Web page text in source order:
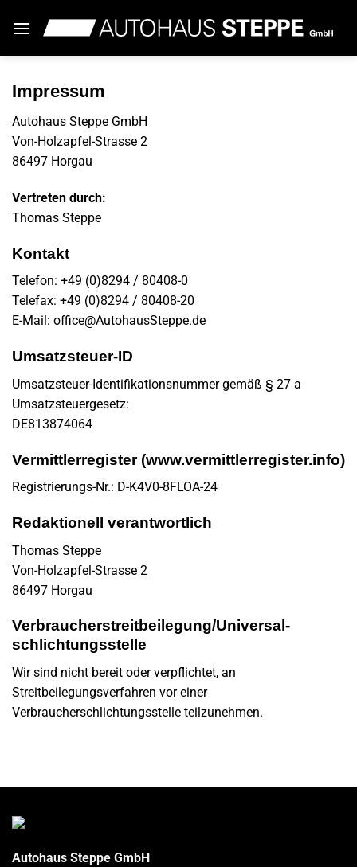
Inhalt
Impressum
Autohaus Steppe GmbH
Von-Holzapfel-Strasse 2
86497 Horgau
Vertreten durch:
Thomas Steppe
Kontakt
Telefon: +49 (0)8294 / 80408-0
Telefax: +49 (0)8294 / 80408-20
E-Mail: office@AutohausSteppe.de
Umsatzsteuer-ID
Umsatzsteuer-Identifikationsnummer gemäß § 27 a
Umsatzsteuergesetz:
DE813874064
Vermittlerregister (www.vermittlerregister.info)
Registrierungs-Nr.: D-K4V0-8FLOA-24
Redaktionell verantwortlich
Thomas Steppe
Von-Holzapfel-Strasse 2
86497 Horgau
Verbraucher­streit­beilegung/Universal­
schlichtungs­stelle
Wir sind nicht bereit oder verpflichtet, an
Streitbeilegungsverfahren vor einer
Verbraucherschlichtungsstelle teilzunehmen.
Autohaus Steppe GmbH